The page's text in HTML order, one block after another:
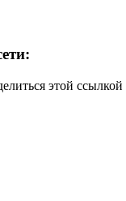
этой ссылкой